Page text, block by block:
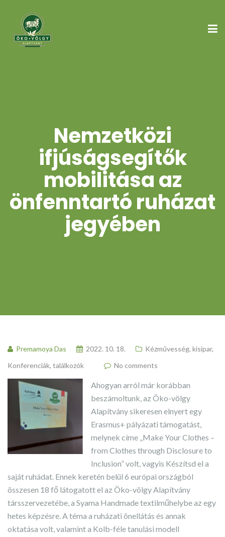
Nemzetközi
ifjúságsegítők
mobilitása az
önfenntartó ruházat
jegyében
Premamoya Das 2022. 10. 18. Kézművesség, kisipar,
Konferenciák, találkozók
No comments
Ahogyan arról már korábban
beszámoltunk, az Öko-völgy
Alapítvány sikeresen elnyert egy
Erasmus+ pályázati támogatást,
melynek címe „Make Your Clothes –
from Clothes through Disclosure to
Inclusion” volt, vagyis Készítsd el a
saját ruhádat. Ennek keretén belül 6 európai országból
összesen 18 fő látogatott el az Öko-völgy Alapítvány
társszervezetébe, a Syama Handmade textilműhelybe az egy
hetes képzésre. A téma a ruházati önellátás és annak
oktatása volt, valamint a Kolb-féle tanulási modell